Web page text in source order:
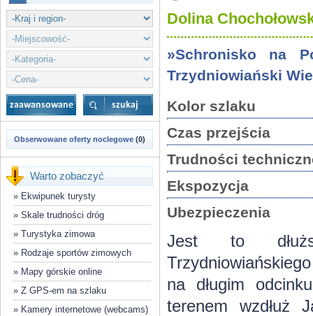
Dolina
»Schronisko na
Trzydniowiański
Kolor szlaku
Czas przejścia
Trudności
Ekspozycja
Ubezpieczenia
Jest to
na długim
terenem wzdłuż
Obserwowane oferty noclegowe (0)
Warto zobaczyć
» Ekwipunek turysty
» Skale trudności dróg
» Turystyka zimowa
» Rodzaje sportów zimowych
» Mapy górskie online
» Z GPS-em na szlaku
» Kamery internetowe (webcams)